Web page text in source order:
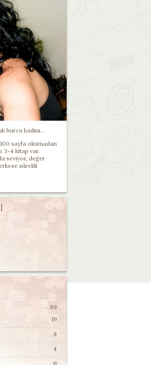
burcu kadını...
sayfa okumadan
3-4 kitap var.
seviyor, değer
sürekli
89
19
8
4
11